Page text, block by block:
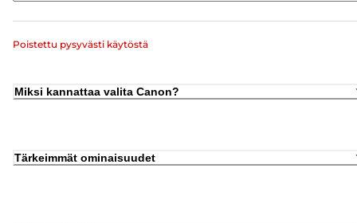
Poistettu pysyvästi käytöstä
Miksi kannattaa valita Canon?
Tärkeimmät ominaisuudet